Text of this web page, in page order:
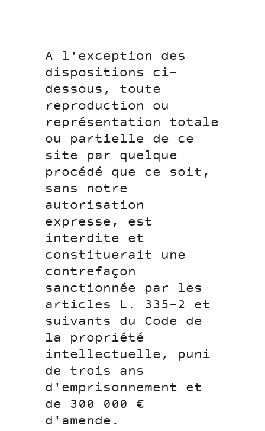
A l'exception des
dispositions ci-
dessous, toute
reproduction ou
représentation totale
ou partielle de ce
site par quelque
procédé que ce soit,
sans notre
autorisation
expresse, est
interdite et
constituerait une
contrefaçon
sanctionnée par les
articles L. 335-2 et
suivants du Code de
la propriété
intellectuelle, puni
de trois ans
d'emprisonnement et
de 300 000 €
d'amende.